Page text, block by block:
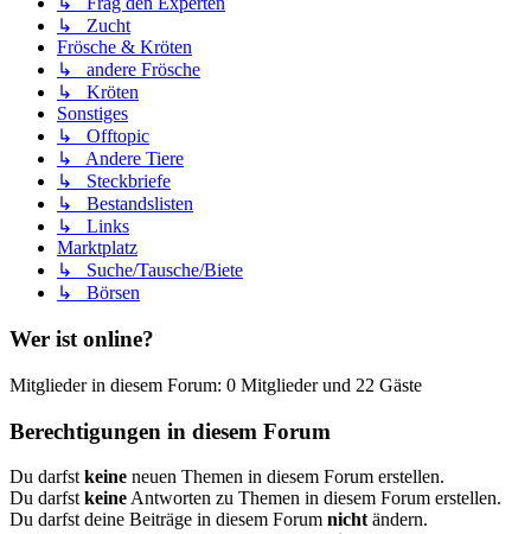
↳ Zucht
Frösche & Kröten
↳ andere Frösche
↳ Kröten
Sonstiges
↳ Offtopic
↳ Andere Tiere
↳ Steckbriefe
↳ Bestandslisten
↳ Links
Marktplatz
↳ Suche/Tausche/Biete
↳ Börsen
Wer ist online?
Mitglieder in diesem Forum: 0 Mitglieder und 22 Gäste
Berechtigungen in diesem Forum
Du darfst keine neuen Themen in diesem Forum erstellen.
Du darfst keine Antworten zu Themen in diesem Forum erstellen.
Du darfst deine Beiträge in diesem Forum nicht ändern.